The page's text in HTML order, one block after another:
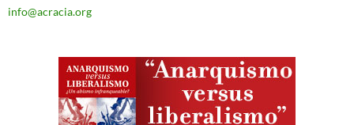
info@acracia.org